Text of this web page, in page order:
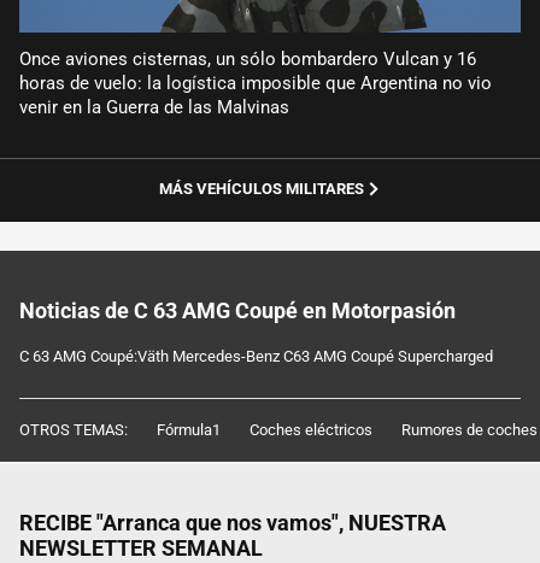
Once aviones cisternas, un sólo bombardero Vulcan y 16
horas de vuelo: la logística imposible que Argentina no vio
venir en la Guerra de las Malvinas
MÁS VEHÍCULOS MILITARES
Noticias de C 63 AMG Coupé en Motorpasión
C 63 AMG Coupé:Väth Mercedes-Benz C63 AMG Coupé Supercharged
OTROS TEMAS: Fórmula1 Coches eléctricos Rumores de coches
RECIBE "Arranca que nos vamos", NUESTRA
NEWSLETTER SEMANAL